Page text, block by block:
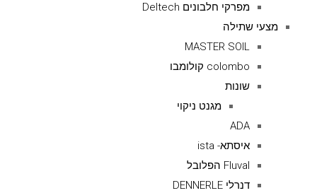
מפרקי חלבונים Deltech
מצעי שתילה
MASTER SOIL
colombo קולומבו
שונות
מגנט ניקוי
ADA
איסתא- ista
Fluval הפלובל
דנרלי DENNERLE